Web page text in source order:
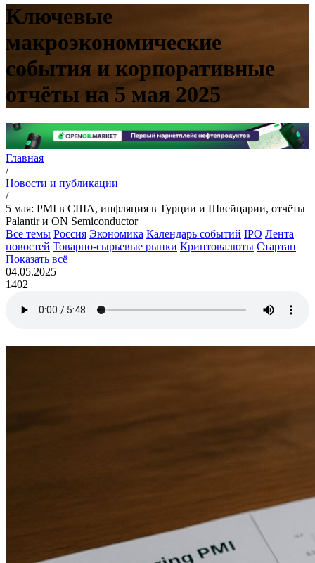
Ключевые
макроэкономические
события и корпоративные
отчёты на 5 мая 2025
Главная
/
Новости и публикации
/
5 мая: PMI в США, инфляция в Турции и Швейцарии, отчёты
Palantir и ON Semiconductor
Все темы Россия Экономика Календарь событий IPO Лента
новостей Товарно-сырьевые рынки Криптовалюты Стартап
Показать всё
04.05.2025
1402